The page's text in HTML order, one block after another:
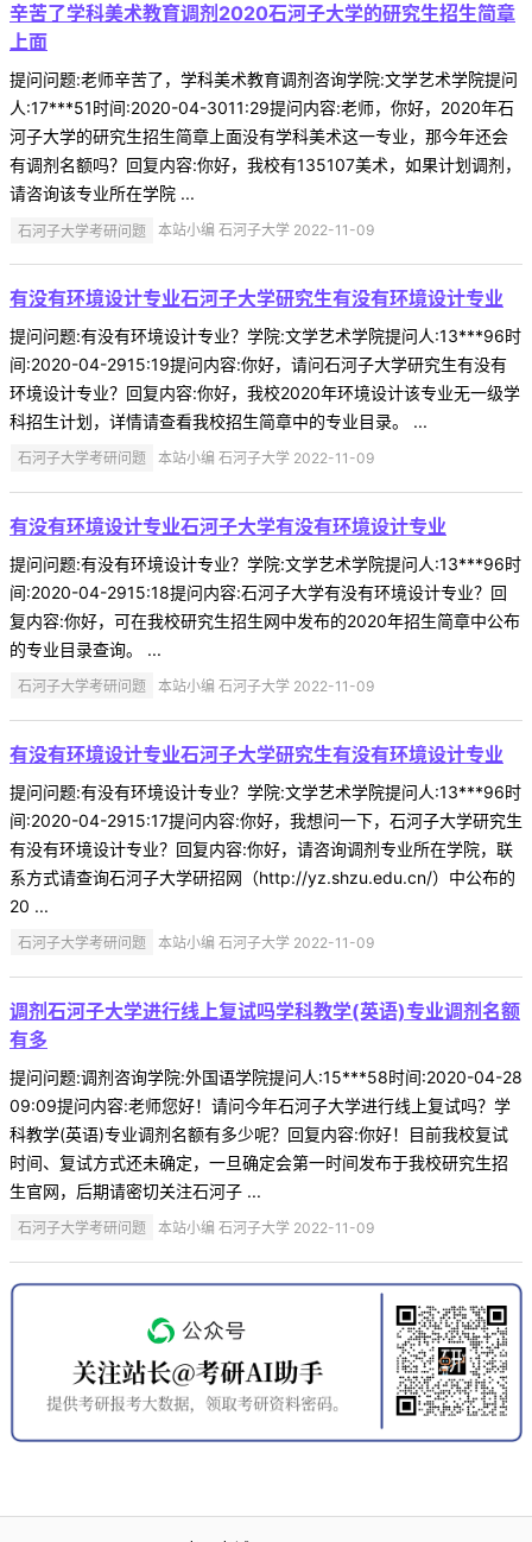
辛苦了学科美术教育调剂2020石河子大学的研究生招生简章
上面
提问问题:老师辛苦了，学科美术教育调剂咨询学院:文学艺术学院提问
人:17***51时间:2020-04-3011:29提问内容:老师，你好，2020年石
河子大学的研究生招生简章上面没有学科美术这一专业，那今年还会
有调剂名额吗？回复内容:你好，我校有135107美术，如果计划调剂，
请咨询该专业所在学院 ...
石河子大学考研问题 本站小编 石河子大学 2022-11-09
有没有环境设计专业石河子大学研究生有没有环境设计专业
提问问题:有没有环境设计专业？学院:文学艺术学院提问人:13***96时
间:2020-04-2915:19提问内容:你好，请问石河子大学研究生有没有
环境设计专业？回复内容:你好，我校2020年环境设计该专业无一级学
科招生计划，详情请查看我校招生简章中的专业目录。 ...
石河子大学考研问题 本站小编 石河子大学 2022-11-09
有没有环境设计专业石河子大学有没有环境设计专业
提问问题:有没有环境设计专业？学院:文学艺术学院提问人:13***96时
间:2020-04-2915:18提问内容:石河子大学有没有环境设计专业？回
复内容:你好，可在我校研究生招生网中发布的2020年招生简章中公布
的专业目录查询。 ...
石河子大学考研问题 本站小编 石河子大学 2022-11-09
有没有环境设计专业石河子大学研究生有没有环境设计专业
提问问题:有没有环境设计专业？学院:文学艺术学院提问人:13***96时
间:2020-04-2915:17提问内容:你好，我想问一下，石河子大学研究生
有没有环境设计专业？回复内容:你好，请咨询调剂专业所在学院，联
系方式请查询石河子大学研招网（http://yz.shzu.edu.cn/）中公布的
20 ...
石河子大学考研问题 本站小编 石河子大学 2022-11-09
调剂石河子大学进行线上复试吗学科教学(英语)专业调剂名额
有多
提问问题:调剂咨询学院:外国语学院提问人:15***58时间:2020-04-28
09:09提问内容:老师您好！请问今年石河子大学进行线上复试吗？学
科教学(英语)专业调剂名额有多少呢？回复内容:你好！目前我校复试
时间、复试方式还未确定，一旦确定会第一时间发布于我校研究生招
生官网，后期请密切关注石河子 ...
石河子大学考研问题 本站小编 石河子大学 2022-11-09